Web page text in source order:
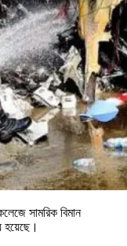
সামরিক বিমান
হয়েছে।